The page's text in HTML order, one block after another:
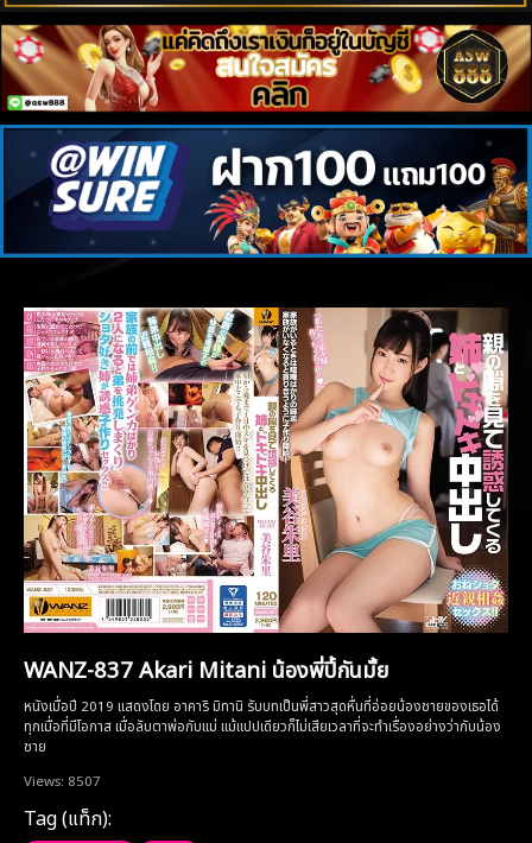
WANZ-837 Akari Mitani น้องพี่ปี้กันมั้ย
หนังเมื่อปี 2019 แสดงโดย อาคาริ มิทานิ รับบทเป็นพี่สาวสุดหื่นที่อ่อยน้องชายของเธอได้
ทุกเมื่อที่มีโอกาส เมื่อลับตาพ่อกับแม่ แม้แปปเดียวก็ไม่เสียเวลาที่จะทำเรื่องอย่างว่ากับน้อง
ชาย
Views: 8507
Tag (แท็ก):